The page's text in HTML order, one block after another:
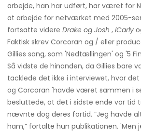
arbejde, han har udført, har været for
at arbejde for netværket med 2005-
fortsatte videre Drake og Josh , iCarly
Faktisk skrev Corcoran og / eller
Gillies sang, som 'Nedtællingen' og '5
Så vidste de hinanden, da Gillies bare
tacklede det ikke i interviewet, hvor
og Corcoran 'havde været sammen i
besluttede, at det i sidste ende var tid
nævnte dog deres fortid. ”Jeg havde
ham,” fortalte hun publikationen. 'Men